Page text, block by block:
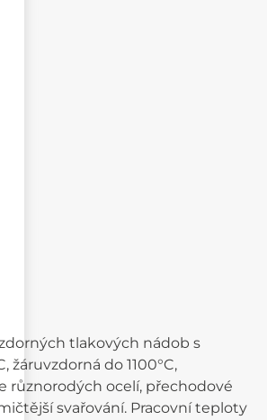
tlakových nádob s
žáruvzdorná do 1100°C,
různorodých ocelí, přechodové
svařování. Pracovní teploty